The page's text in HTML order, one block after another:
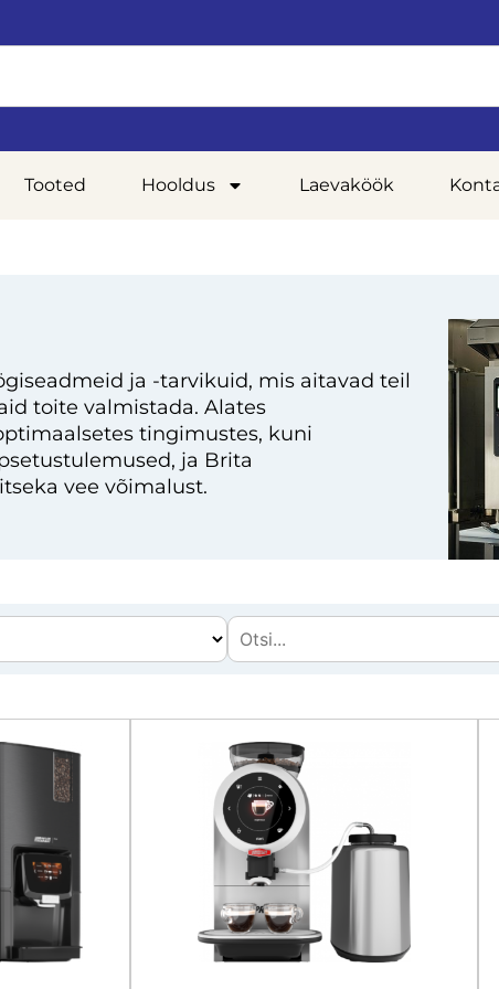
Tooted Hooldus Laevaköök
ja -tarvikuid, mis aitavad teil
toite valmistada. Alates
tingimustes, kuni
ja Brita
vee võimalust.